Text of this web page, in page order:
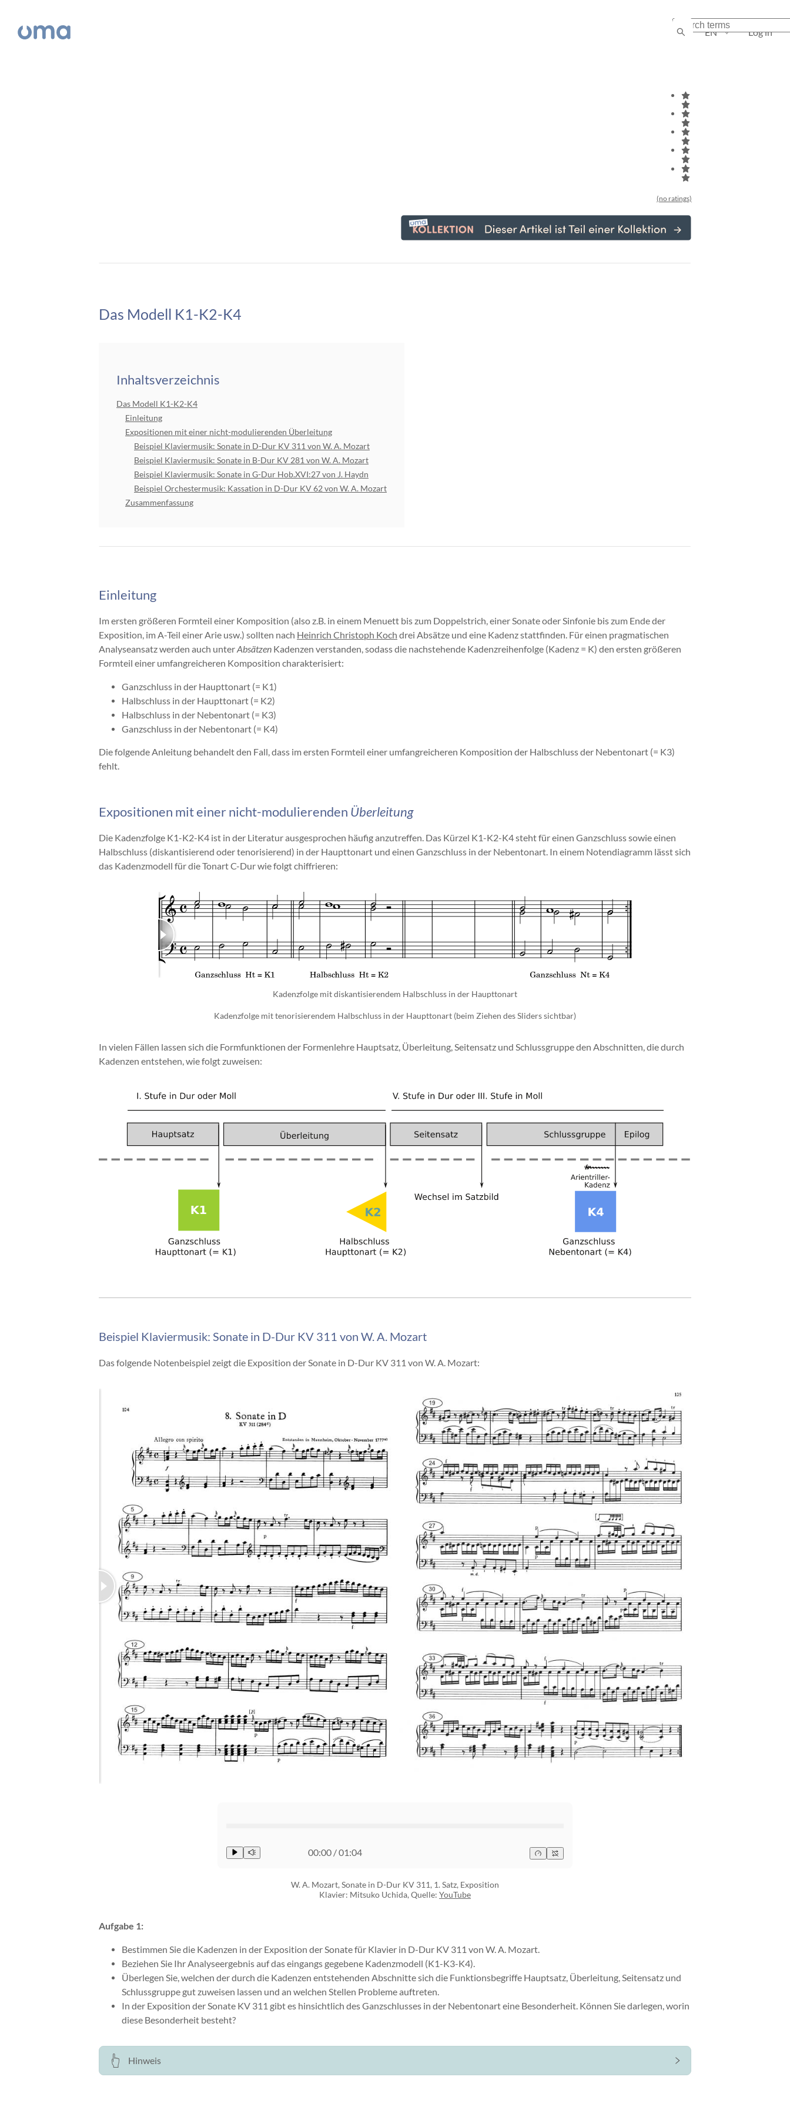
EN Log in
(no ratings)
Das Modell K1-K2-K4
Inhaltsverzeichnis
Das Modell K1-K2-K4
Einleitung
Expositionen mit einer nicht-modulierenden Überleitung
Beispiel Klaviermusik: Sonate in D-Dur KV 311 von W. A. Mozart
Beispiel Klaviermusik: Sonate in B-Dur KV 281 von W. A. Mozart
Beispiel Klaviermusik: Sonate in G-Dur Hob.XVI:27 von J. Haydn
Beispiel Orchestermusik: Kassation in D-Dur KV 62 von W. A. Mozart
Zusammenfassung
Einleitung
Im ersten größeren Formteil einer Komposition (also z.B. in einem Menuett bis zum Doppelstrich, einer Sonate oder Sinfonie bis zum Ende der
Exposition, im A-Teil einer Arie usw.) sollten nach Heinrich Christoph Koch drei Absätze und eine Kadenz stattfinden. Für einen pragmatischen
Analyseansatz werden auch unterAbsätzen Kadenzen verstanden, sodass die nachstehende Kadenzreihenfolge (Kadenz = K) den ersten größeren
Formteil einer umfangreicheren Komposition charakterisiert:
Ganzschluss in der Haupttonart (= K1)
Halbschluss in der Haupttonart (= K2)
Halbschluss in der Nebentonart (= K3)
Ganzschluss in der Nebentonart (= K4)
Die folgende Anleitung behandelt den Fall, dass im ersten Formteil einer umfangreicheren Komposition der Halbschluss der Nebentonart (= K3)
fehlt.
Expositionen mit einer nicht-modulierenden Überleitung
Die Kadenzfolge K1-K2-K4 ist in der Literatur ausgesprochen häufig anzutreffen. Das Kürzel K1-K2-K4 steht für einen Ganzschluss sowie einen
Halbschluss (diskantisierend oder tenorisierend) in der Haupttonart und einen Ganzschluss in der Nebentonart. In einem Notendiagramm lässt sich
das Kadenzmodell für die Tonart C-Dur wie folgt chiffrieren:
Kadenzfolge mit diskantisierendem Halbschluss in der Haupttonart
Kadenzfolge mit tenorisierendem Halbschluss in der Haupttonart (beim Ziehen des Sliders sichtbar)
In vielen Fällen lassen sich die Formfunktionen der Formenlehre Hauptsatz, Überleitung, Seitensatz und Schlussgruppe den Abschnitten, die durch
Kadenzen entstehen, wie folgt zuweisen:
Beispiel Klaviermusik: Sonate in D-Dur KV 311 von W. A. Mozart
Das folgende Notenbeispiel zeigt die Exposition der Sonate in D-Dur KV 311 von W. A. Mozart:
00:00 /01:04
W. A. Mozart, Sonate in D-Dur KV 311, 1. Satz, Exposition
Klavier: Mitsuko Uchida, Quelle: YouTube
Aufgabe 1:
Bestimmen Sie die Kadenzen in der Exposition der Sonate für Klavier in D-Dur KV 311 von W. A. Mozart.
Beziehen Sie Ihr Analyseergebnis auf das eingangs gegebene Kadenzmodell (K1-K3-K4).
Überlegen Sie, welchen der durch die Kadenzen entstehenden Abschnitte sich die Funktionsbegriffe Hauptsatz, Überleitung, Seitensatz und
Schlussgruppe gut zuweisen lassen und an welchen Stellen Probleme auftreten.
In der Exposition der Sonate KV 311 gibt es hinsichtlich des Ganzschlusses in der Nebentonart eine Besonderheit. Können Sie darlegen, worin
diese Besonderheit besteht?
Hinweis